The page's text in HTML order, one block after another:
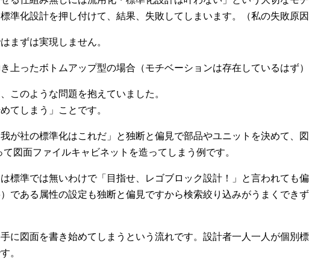
準化設計を押し付けて、結果、失敗してしまいます。（私の失敗原因
まずは実現しません。
上ったボトムアップ型の場合（モチベーションは存在しているはず
このような問題を抱えていました。
てしまう」ことです。
が社の標準化はこれだ」と独断と偏見で部品やユニットを決めて、
図面ファイルキャビネットを造ってしまう例です。
標準では無いわけで「目指せ、レゴブロック設計！」と言われても
である属性の設定も独断と偏見ですから検索絞り込みがうまくでき
に図面を書き始めてしまうという流れです。設計者一人一人が個別
。